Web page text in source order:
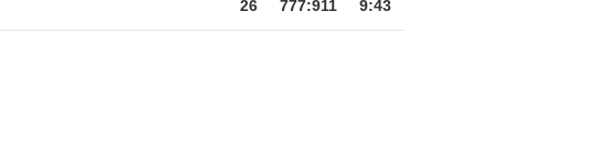
26 777:911 9:43